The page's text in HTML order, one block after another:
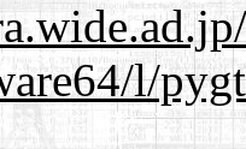
l/